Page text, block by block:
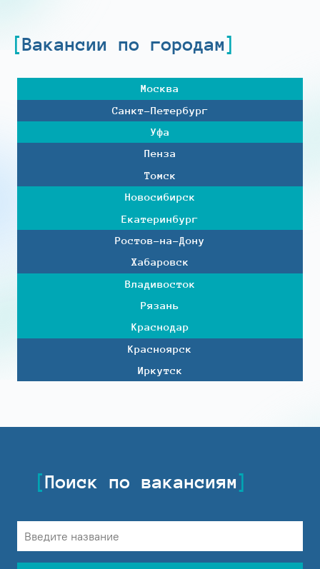
Вакансии по городам
Москва
Санкт-Петербург
Уфа
Пенза
Томск
Новосибирск
Екатеринбург
Ростов-на-Дону
Хабаровск
Владивосток
Рязань
Краснодар
Красноярск
Иркутск
Поиск по вакансиям